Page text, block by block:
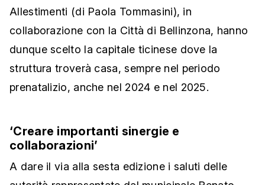
Allestimenti (di Paola Tommasini), in
collaborazione con la Città di Bellinzona, hanno
dunque scelto la capitale ticinese dove la
struttura troverà casa, sempre nel periodo
prenatalizio, anche nel 2024 e nel 2025.
‘Creare importanti sinergie e
collaborazioni’
A dare il via alla sesta edizione i saluti delle